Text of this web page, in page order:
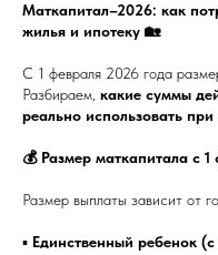
Маткапитал–2026: как
жилья и ипотеку 🏡
С 1 февраля 2026 года
Разбираем, какие суммы
реально использовать
💰 Размер маткапитала с
Размер выплаты зависит от
▪️ Единственный ребенок